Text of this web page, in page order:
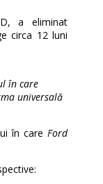
a eliminat
circa 12 luni
în care
universală
în care Ford